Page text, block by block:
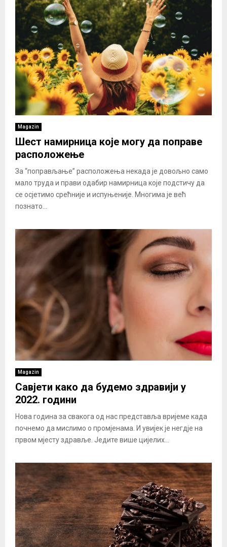
Magazin
Шест намирница које могу да поправе
расположење
За “поправљање” расположења некада је довољно само
мало труда и прави одабир намирница које подстичу да
се осјетимо срећније и испуњеније. Многима је већ
познато...
Magazin
Савјети како да будемо здравији у
2022. години
Нова година за свакога од нас представља вријеме када
почнемо да мислимо о промјенама. И увијек је негдје на
првом мјесту здравље. Једите више цијелих...